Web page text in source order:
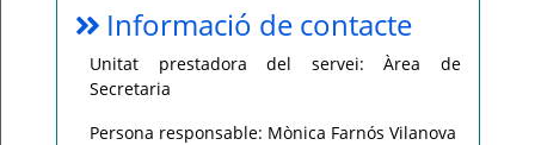
Informació de contacte
Unitat prestadora del servei: Àrea de
Secretaria
Persona responsable: Mònica Farnós Vilanova